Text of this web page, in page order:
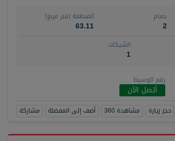
حمام
2
المنطقة (متر مربع)
63.11
الشيكات
1
رقم الوسيط
أتصل الأن
حجز زيارة مشاهدة 360 أضف إلى المفضلة مشاركة